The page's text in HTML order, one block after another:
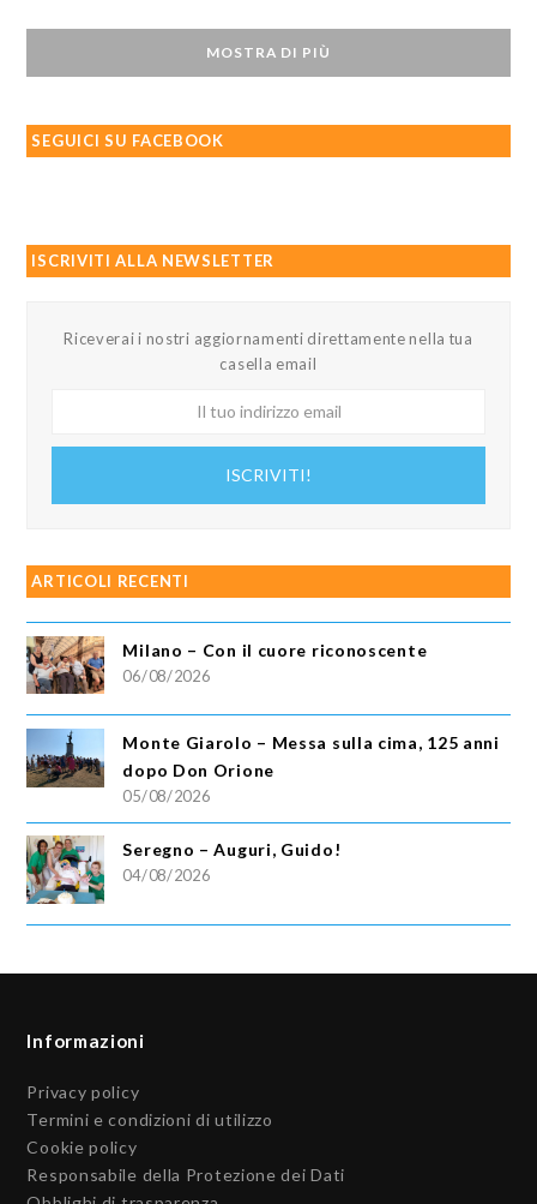
MOSTRA DI PIÙ
SEGUICI SU FACEBOOK
ISCRIVITI ALLA NEWSLETTER
Riceverai i nostri aggiornamenti direttamente nella tua
casella email
ISCRIVITI!
ARTICOLI RECENTI
Milano – Con il cuore riconoscente
06/08/2026
Monte Giarolo – Messa sulla cima, 125 anni
dopo Don Orione
05/08/2026
Seregno – Auguri, Guido!
04/08/2026
Informazioni
Privacy policy
Termini e condizioni di utilizzo
Cookie policy
Responsabile della Protezione dei Dati